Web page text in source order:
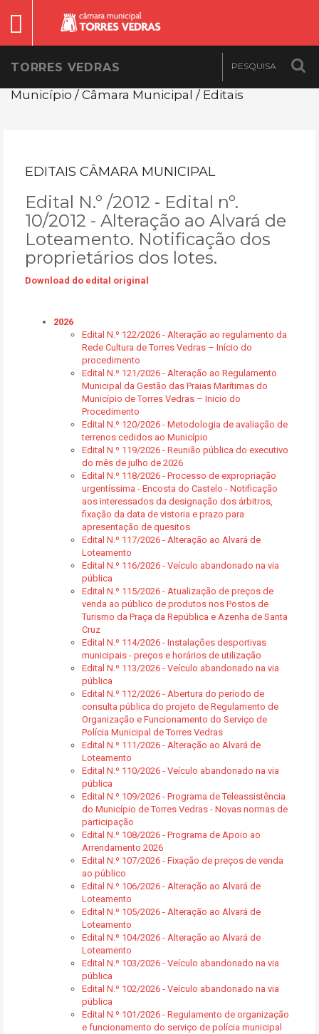
TORRES VEDRAS
Município / Câmara Municipal / Editais
EDITAIS CÂMARA MUNICIPAL
Edital N.º /2012 - Edital nº.
10/2012 - Alteração ao Alvará de
Loteamento. Notificação dos
proprietários dos lotes.
Download do edital original
2026
Edital N.º 122/2026 - Alteração ao regulamento da
Rede Cultura de Torres Vedras – Início do
procedimento
Edital N.º 121/2026 - Alteração ao Regulamento
Municipal da Gestão das Praias Marítimas do
Município de Torres Vedras – Inicio do
Procedimento
Edital N.º 120/2026 - Metodologia de avaliação de
terrenos cedidos ao Município
Edital N.º 119/2026 - Reunião pública do executivo
do mês de julho de 2026
Edital N.º 118/2026 - Processo de expropriação
urgentíssima - Encosta do Castelo - Notificação
aos interessados da designação dos árbitros,
fixação da data de vistoria e prazo para
apresentação de quesitos
Edital N.º 117/2026 - Alteração ao Alvará de
Loteamento
Edital N.º 116/2026 - Veículo abandonado na via
pública
Edital N.º 115/2026 - Atualização de preços de
venda ao público de produtos nos Postos de
Turismo da Praça da República e Azenha de Santa
Cruz
Edital N.º 114/2026 - Instalações desportivas
municipais - preços e horários de utilização
Edital N.º 113/2026 - Veículo abandonado na via
pública
Edital N.º 112/2026 - Abertura do período de
consulta pública do projeto de Regulamento de
Organização e Funcionamento do Serviço de
Polícia Municipal de Torres Vedras
Edital N.º 111/2026 - Alteração ao Alvará de
Loteamento
Edital N.º 110/2026 - Veículo abandonado na via
pública
Edital N.º 109/2026 - Programa de Teleassistência
do Município de Torres Vedras - Novas normas de
participação
Edital N.º 108/2026 - Programa de Apoio ao
Arrendamento 2026
Edital N.º 107/2026 - Fixação de preços de venda
ao público
Edital N.º 106/2026 - Alteração ao Alvará de
Loteamento
Edital N.º 105/2026 - Alteração ao Alvará de
Loteamento
Edital N.º 104/2026 - Alteração ao Alvará de
Loteamento
Edital N.º 103/2026 - Veículo abandonado na via
pública
Edital N.º 102/2026 - Veículo abandonado na via
pública
Edital N.º 101/2026 - Regulamento de organização
e funcionamento do serviço de polícia municipal